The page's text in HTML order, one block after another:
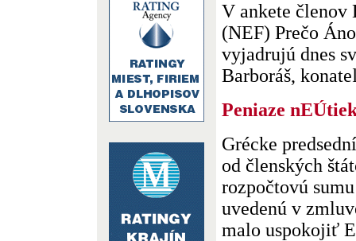
V ankete členov
(NEF) Prečo
vyjadrujú dnes
Barboráš,
Peniaze
Grécke
od členských
rozpočtovú
uvedenú v
malo uspokojiť